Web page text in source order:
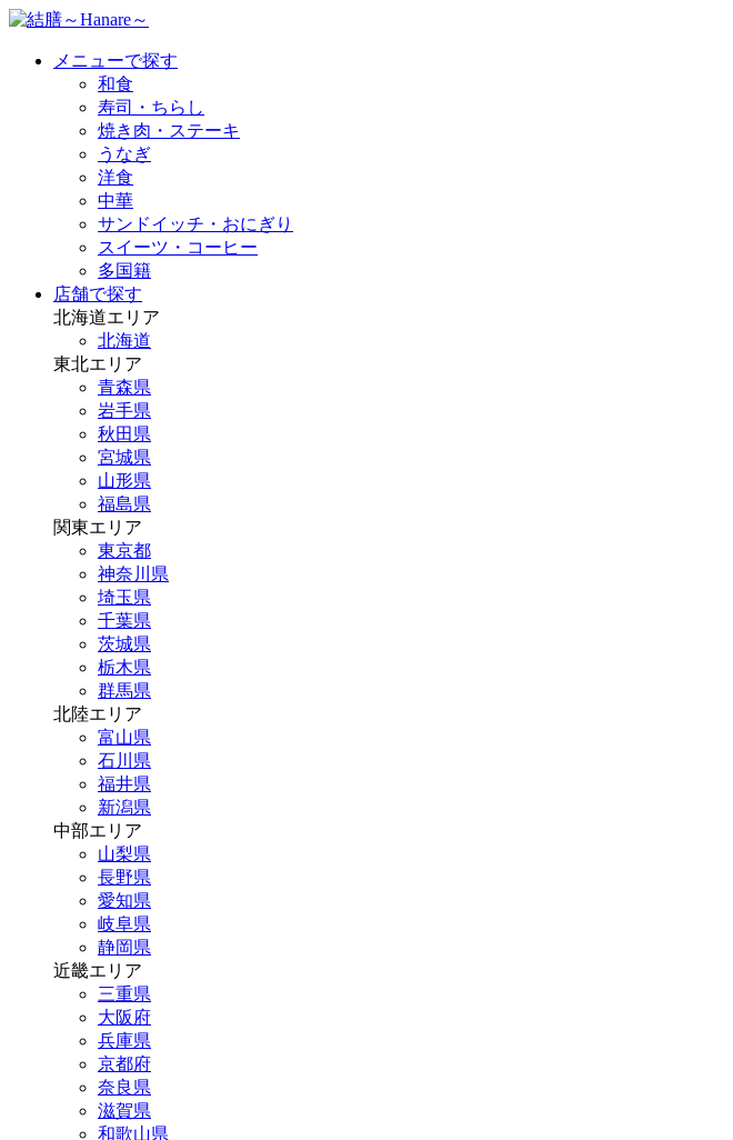
メニューで探す
和食
寿司・ちらし
焼き肉・ステーキ
うなぎ
洋食
中華
サンドイッチ・おにぎり
スイーツ・コーヒー
多国籍
店舗で探す
北海道エリア
北海道
東北エリア
青森県
岩手県
秋田県
宮城県
山形県
福島県
関東エリア
東京都
神奈川県
埼玉県
千葉県
茨城県
栃木県
群馬県
北陸エリア
富山県
石川県
福井県
新潟県
中部エリア
山梨県
長野県
愛知県
岐阜県
静岡県
近畿エリア
三重県
大阪府
兵庫県
京都府
奈良県
滋賀県
和歌山県